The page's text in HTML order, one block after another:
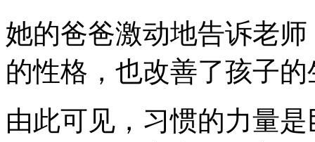
她的爸爸激动地告诉老
的性格，也改善了孩子的
由此可见，习惯的力量